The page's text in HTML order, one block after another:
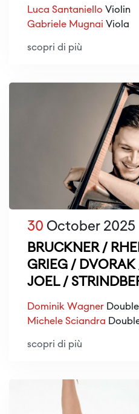
Luca Santaniello Violin
Gabriele Mugnai Viola
scopri di più
30 October 2025
BRUCKNER /
GRIEG /
JOEL /
Dominik Wagner
Michele Sciandra
scopri di più